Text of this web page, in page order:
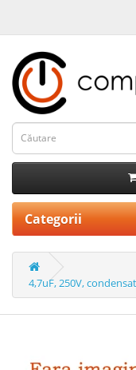
Categorii
4,7uF, 250V,